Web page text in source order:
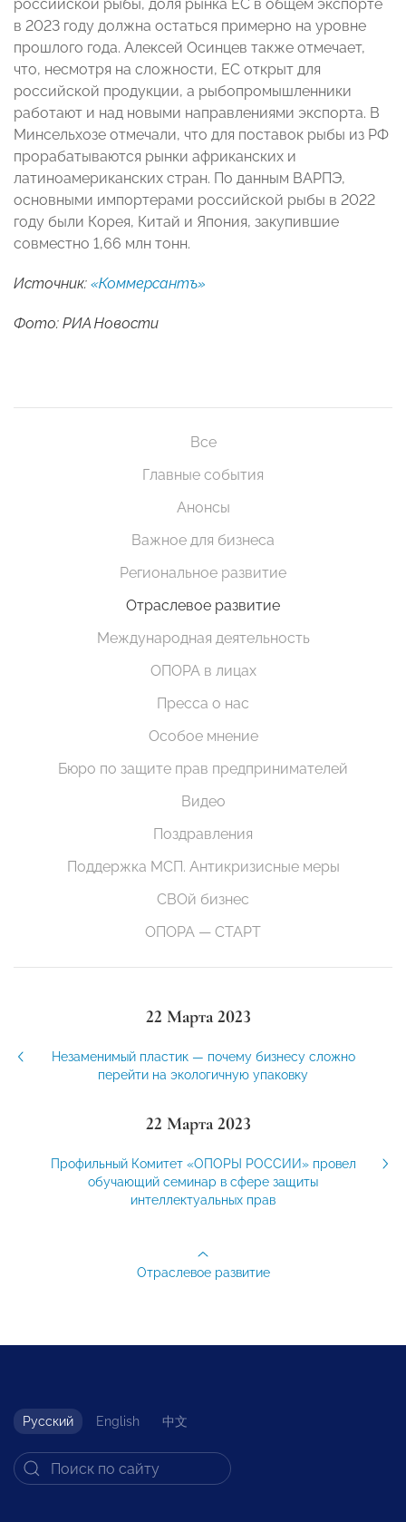
российской рыбы, доля рынка ЕС в общем экспорте
в 2023 году должна остаться примерно на уровне
прошлого года. Алексей Осинцев также отмечает,
что, несмотря на сложности, ЕС открыт для
российской продукции, а рыбопромышленники
работают и над новыми направлениями экспорта. В
Минсельхозе отмечали, что для поставок рыбы из РФ
прорабатываются рынки африканских и
латиноамериканских стран. По данным ВАРПЭ,
основными импортерами российской рыбы в 2022
году были Корея, Китай и Япония, закупившие
совместно 1,66 млн тонн.
Источник: «Коммерсантъ»
Фото: РИА Новости
Все
Главные события
Анонсы
Важное для бизнеса
Региональное развитие
Отраслевое развитие
Международная деятельность
ОПОРА в лицах
Пресса о нас
Особое мнение
Бюро по защите прав предпринимателей
Видео
Поздравления
Поддержка МСП. Антикризисные меры
СВОй бизнес
ОПОРА — СТАРТ
22 Марта 2023
Незаменимый пластик — почему бизнесу сложно
перейти на экологичную упаковку
22 Марта 2023
Профильный Комитет «ОПОРЫ РОССИИ» провел
обучающий семинар в сфере защиты
интеллектуальных прав
Отраслевое развитие
Русский English 中文